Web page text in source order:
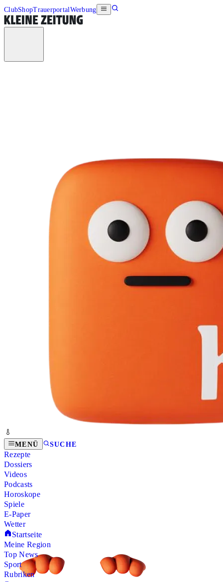
ClubShopTrauerportalWerbung
MENÜ SUCHE
Rezepte
Dossiers
Videos
Podcasts
Horoskope
Spiele
E-Paper
Wetter
Startseite
Meine Region
Top News
Sport
Rubriken